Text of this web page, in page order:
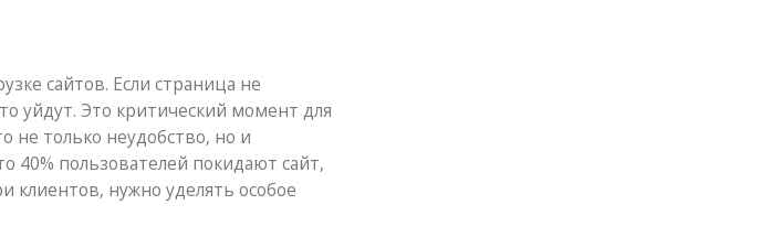
сайтов. Если страница не
уйдут. Это критический момент для
не только неудобство, но и
40% пользователей покидают сайт,
клиентов, нужно уделять особое